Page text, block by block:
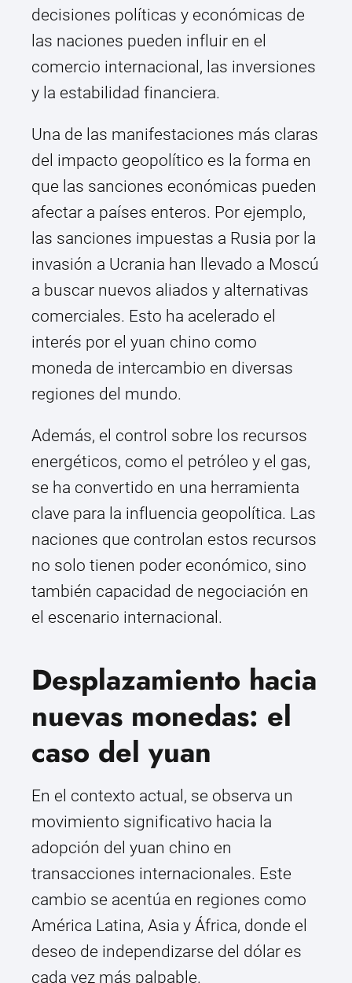
decisiones políticas y económicas de
las naciones pueden influir en el
comercio internacional, las inversiones
y la estabilidad financiera.
Una de las manifestaciones más claras
del impacto geopolítico es la forma en
que las sanciones económicas pueden
afectar a países enteros. Por ejemplo,
las sanciones impuestas a Rusia por la
invasión a Ucrania han llevado a Moscú
a buscar nuevos aliados y alternativas
comerciales. Esto ha acelerado el
interés por el yuan chino como
moneda de intercambio en diversas
regiones del mundo.
Además, el control sobre los recursos
energéticos, como el petróleo y el gas,
se ha convertido en una herramienta
clave para la influencia geopolítica. Las
naciones que controlan estos recursos
no solo tienen poder económico, sino
también capacidad de negociación en
el escenario internacional.
Desplazamiento hacia
nuevas monedas: el
caso del yuan
En el contexto actual, se observa un
movimiento significativo hacia la
adopción del yuan chino en
transacciones internacionales. Este
cambio se acentúa en regiones como
América Latina, Asia y África, donde el
deseo de independizarse del dólar es
cada vez más palpable.